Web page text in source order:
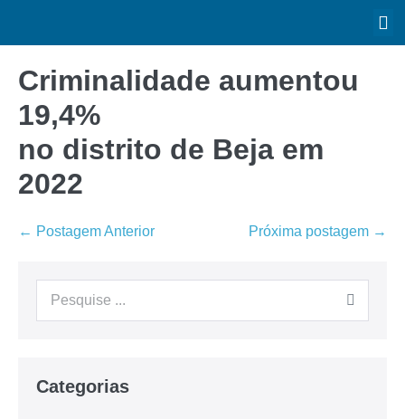
Criminalidade aumentou
19,4%
no distrito de Beja em
2022
← Postagem Anterior Próxima postagem →
Categorias